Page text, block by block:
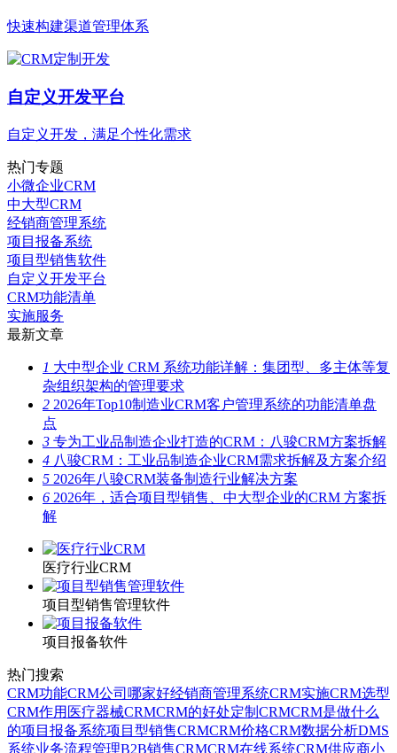
快速构建渠道管理体系
自定义开发平台
自定义开发，满足个性化需求
热门专题
小微企业CRM
中大型CRM
经销商管理系统
项目报备系统
项目型销售软件
自定义开发平台
CRM功能清单
实施服务
最新文章
1 大中型企业 CRM 系统功能详解：集团型、多主体等复
杂组织架构的管理要求
2 2026年Top10制造业CRM客户管理系统的功能清单盘
点
3 专为工业品制造企业打造的CRM：八骏CRM方案拆解
4 八骏CRM：工业品制造企业CRM需求拆解及方案介绍
5 2026年八骏CRM装备制造行业解决方案
6 2026年，适合项目型销售、中大型企业的CRM 方案拆
解
医疗行业CRM
项目型销售管理软件
项目报备软件
热门搜索
CRM功能CRM公司哪家好经销商管理系统CRM实施CRM选型
CRM作用 医疗器械CRMCRM的好处定制CRMCRM是做什么
的项目报备系统项目型销售CRMCRM价格CRM数据分析DMS
系统业务流程管理B2B销售CRMCRM在线系统CRM供应商小